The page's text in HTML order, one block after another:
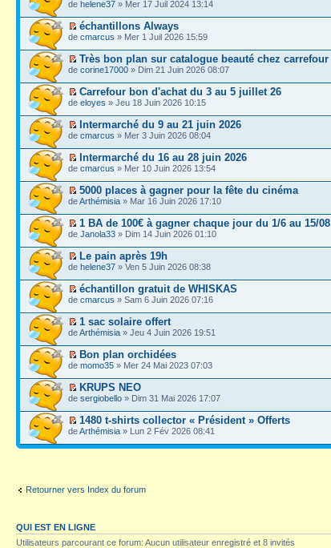
de helene37 » Mer 17 Juil 2024 13:14
échantillons Always
de cmarcus » Mer 1 Juil 2026 15:59
Très bon plan sur catalogue beauté chez carrefour
de corine17000 » Dim 21 Juin 2026 08:07
Carrefour bon d'achat du 3 au 5 juillet 26
de eloyes » Jeu 18 Juin 2026 10:15
Intermarché du 9 au 21 juin 2026
de cmarcus » Mer 3 Juin 2026 08:04
Intermarché du 16 au 28 juin 2026
de cmarcus » Mer 10 Juin 2026 13:54
5000 places à gagner pour la fête du cinéma
deArthémisia » Mar 16 Juin 2026 17:10
1 BA de 100€ à gagner chaque jour du 1/6 au 15/08
de Janola33 » Dim 14 Juin 2026 01:10
Le pain après 19h
de helene37 » Ven 5 Juin 2026 08:38
échantillon gratuit de WHISKAS
de cmarcus » Sam 6 Juin 2026 07:16
1 sac solaire offert
deArthémisia » Jeu 4 Juin 2026 19:51
Bon plan orchidées
de momo35 » Mer 24 Mai 2023 07:03
KRUPS NEO
de sergiobello » Dim 31 Mai 2026 17:07
1480 t-shirts collector « Président » Offerts
deArthémisia » Lun 2 Fév 2026 08:41
Retourner vers Index du forum
QUI EST EN LIGNE
Utilisateurs parcourant ce forum: Aucun utilisateur enregistré et 8 invités